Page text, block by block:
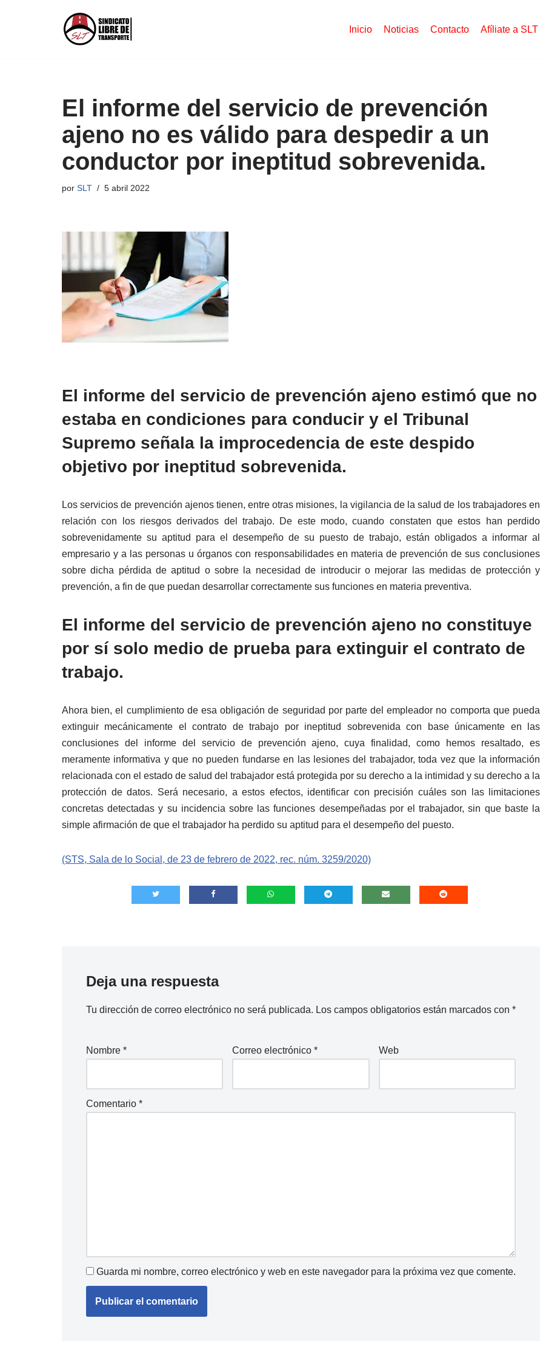
Inicio Noticias Contacto Afíliate a SLT
El informe del servicio de prevención
ajeno no es válido para despedir a un
conductor por ineptitud sobrevenida.
por SLT 5 abril 2022
El informe del servicio de prevención ajeno estimó que no
estaba en condiciones para conducir y el Tribunal
Supremo señala la improcedencia de este despido
objetivo por ineptitud sobrevenida.
Los servicios de prevención ajenos tienen, entre otras misiones, la vigilancia de la salud de los trabajadores en
relación con los riesgos derivados del trabajo. De este modo, cuando constaten que estos han perdido
sobrevenidamente su aptitud para el desempeño de su puesto de trabajo, están obligados a informar al
empresario y a las personas u órganos con responsabilidades en materia de prevención de sus conclusiones
sobre dicha pérdida de aptitud o sobre la necesidad de introducir o mejorar las medidas de protección y
prevención, a fin de que puedan desarrollar correctamente sus funciones en materia preventiva.
El informe del servicio de prevención ajeno no constituye
por sí solo medio de prueba para extinguir el contrato de
trabajo.
Ahora bien, el cumplimiento de esa obligación de seguridad por parte del empleador no comporta que pueda
extinguir mecánicamente el contrato de trabajo por ineptitud sobrevenida con base únicamente en las
conclusiones del informe del servicio de prevención ajeno, cuya finalidad, como hemos resaltado, es
meramente informativa y que no pueden fundarse en las lesiones del trabajador, toda vez que la información
relacionada con el estado de salud del trabajador está protegida por su derecho a la intimidad y su derecho a la
protección de datos. Será necesario, a estos efectos, identificar con precisión cuáles son las limitaciones
concretas detectadas y su incidencia sobre las funciones desempeñadas por el trabajador, sin que baste la
simple afirmación de que el trabajador ha perdido su aptitud para el desempeño del puesto.
(STS, Sala de lo Social, de 23 de febrero de 2022, rec. núm. 3259/2020)
Deja una respuesta
Tu dirección de correo electrónico no será publicada. Los campos obligatorios están marcados con *
Nombre * Correo electrónico* Web
Comentario *
Guarda mi nombre, correo electrónico y web en este navegador para la próxima vez que comente.